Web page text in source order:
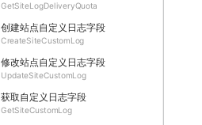
GetSiteLogDeliveryQuota
创建站点自定义日志字段
CreateSiteCustomLog
修改站点自定义日志字段
UpdateSiteCustomLog
获取自定义日志字段
GetSiteCustomLog